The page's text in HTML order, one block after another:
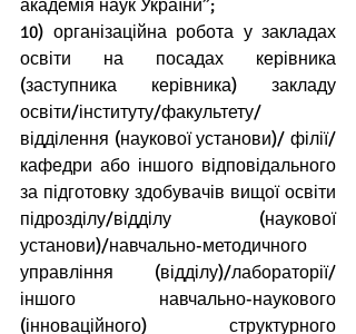
академія наук України”;
10) організаційна робота у закладах
освіти на посадах керівника
(заступника керівника) закладу
освіти/інституту/факультету/
відділення (наукової установи)/ філії/
кафедри або іншого відповідального
за підготовку здобувачів вищої освіти
підрозділу/відділу (наукової
установи)/навчально-методичного
управління (відділу)/лабораторії/
іншого навчально-наукового
(інноваційного) структурного